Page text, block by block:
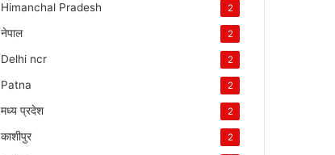
Himanchal Pradesh 2
नेपाल 2
Delhi ncr 2
Patna 2
मध्य प्रदेश 2
काशीपुर 2